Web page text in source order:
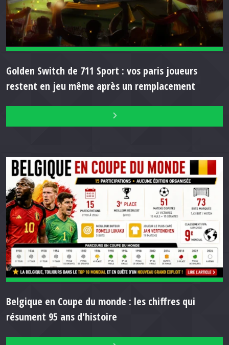
Golden Switch de 711 Sport : vos paris joueurs
restent en jeu même après un remplacement
Belgique en Coupe du monde : les chiffres qui
résument 95 ans d'histoire